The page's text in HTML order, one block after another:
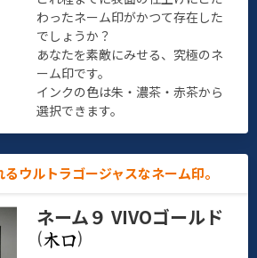
わったネーム印がかつて存在した
でしょうか？
あなたを素敵にみせる、究極のネ
ーム印です。
インクの色は朱・濃茶・赤茶から
選択できます。
ウルトラゴージャスなネーム印。
ネーム９ VIVOゴールド
(
)